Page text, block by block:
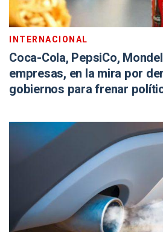
INTERNACIONAL
Coca-Cola, PepsiCo,
empresas, en la mira por
gobiernos para frenar